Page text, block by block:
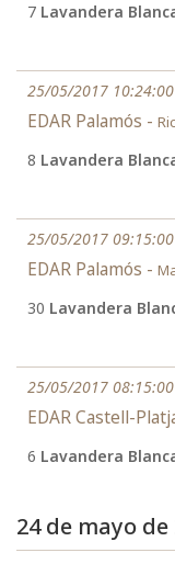
7 Lavandera
25/05/2017 10:24:00
EDAR Palamós -
8 Lavandera
25/05/2017 09:15:00
EDAR Palamós -
30 Lavandera
25/05/2017 08:15:00
EDAR Castell-
6 Lavandera
24 de mayo de